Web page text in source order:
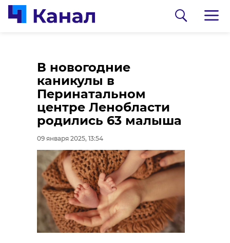
В новогодние
каникулы в
Перинатальном
центре Ленобласти
родились 63 малыша
09 января 2025, 13:54
Прокуратура
восстановила права
инвалида из деревни
Малые Колпаны
09 января 2025, 13:34
0:00 / 0:00
Видео: @procspb
В Петербурге на
Заусадебной с
крыши здания упал